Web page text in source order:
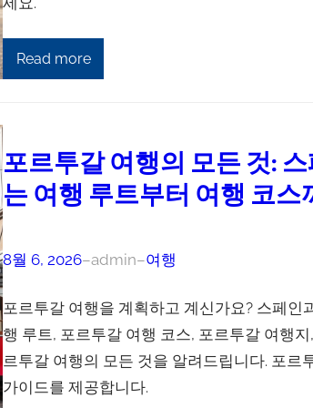
Read more
포르투갈 여행의 모든 것:
는 여행 루트부터 여행 코스
8월 6, 2026–admin–여행
포르투갈 여행을 계획하고 계신가요? 스페인
행 루트, 포르투갈 여행 코스, 포르투갈 여행
르투갈 여행의 모든 것을 알려드립니다. 포르
가이드를 제공합니다.